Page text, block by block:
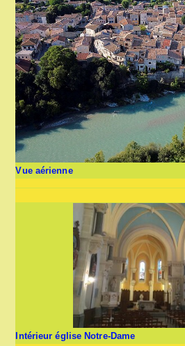
Vue aérienne
Intérieur église Notre-Dame